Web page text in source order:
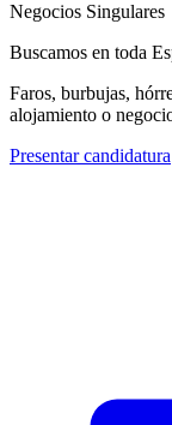
Negocios Singulares
Buscamos en toda
Faros, burbujas,
alojamiento o
Presentar candidatura